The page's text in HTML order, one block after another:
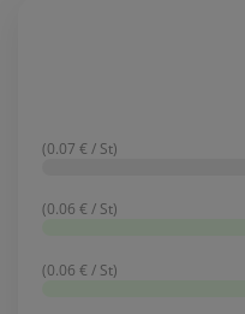
(0.07 € / St)
(0.06 € / St)
(0.06 € / St)